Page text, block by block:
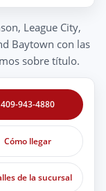
League City,
Baytown con las
sobre título.
409-943-4880
Cómo llegar
de la sucursal